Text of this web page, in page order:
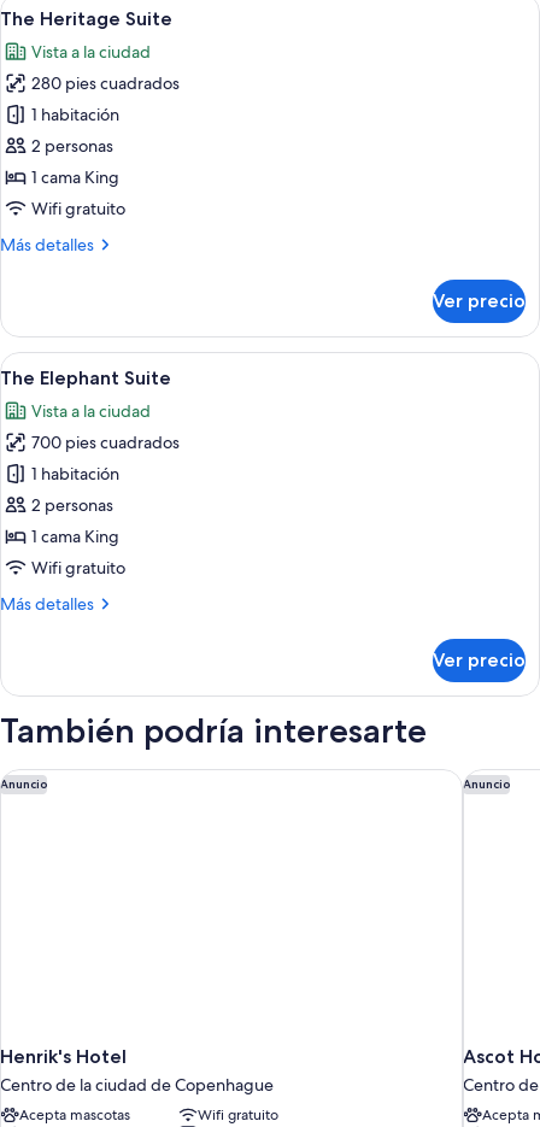
todas
las
fotos
de
The
Heritage
Suite
21
The Heritage Suite
Vista a la ciudad
280 pies cuadrados
1 habitación
2 personas
1 cama King
Wifi gratuito
Más detalles
Más
Heritage
Suite
Ver precio
Abrir
todas
las
fotos
de
The
Elephant
Suite
Un dormitorio moderno con un
5
The Elephant Suite
Vista a la ciudad
700 pies cuadrados
1 habitación
2 personas
1 cama King
Wifi gratuito
Más detalles
Más
Elephant
Ver precio
También podría interesarte
Anuncio
Henrik's Hotel
Centro de la ciudad de Copenhague
Acepta mascotas
Wifi gratuito
Henrik's Hotel Anuncio
Ascot
Centro
Acepta
Ascot